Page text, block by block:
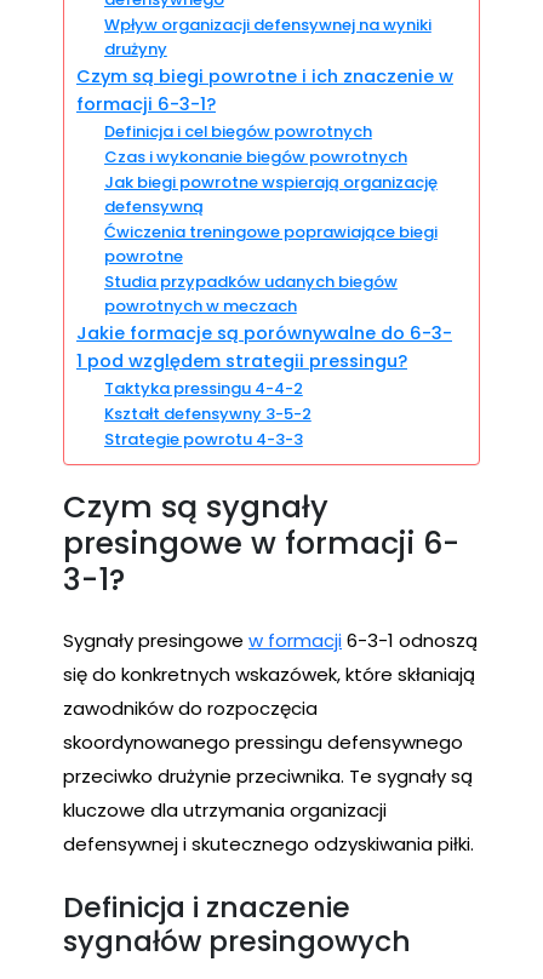
Wpływ organizacji defensywnej na wyniki
drużyny
Czym są biegi powrotne i ich znaczenie w
formacji 6-3-1?
Definicja i cel biegów powrotnych
Czas i wykonanie biegów powrotnych
Jak biegi powrotne wspierają organizację
defensywną
Ćwiczenia treningowe poprawiające biegi
powrotne
Studia przypadków udanych biegów
powrotnych w meczach
Jakie formacje są porównywalne do 6-3-
1 pod względem strategii pressingu?
Taktyka pressingu 4-4-2
Kształt defensywny 3-5-2
Strategie powrotu 4-3-3
Czym są sygnały
presingowe w formacji 6-
3-1?
Sygnały presingowe w formacji6-3-1 odnoszą
się do konkretnych wskazówek, które skłaniają
zawodników do rozpoczęcia
skoordynowanego pressingu defensywnego
przeciwko drużynie przeciwnika. Te sygnały są
kluczowe dla utrzymania organizacji
defensywnej i skutecznego odzyskiwania piłki.
Definicja i znaczenie
sygnałów presingowych